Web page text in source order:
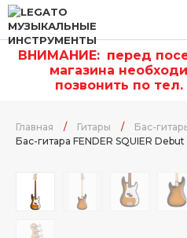
ВНИМАНИЕ: перед
магазина
позвонить по
Главная / Гитары / Бас-
Бас-гитара FENDER SQUIER